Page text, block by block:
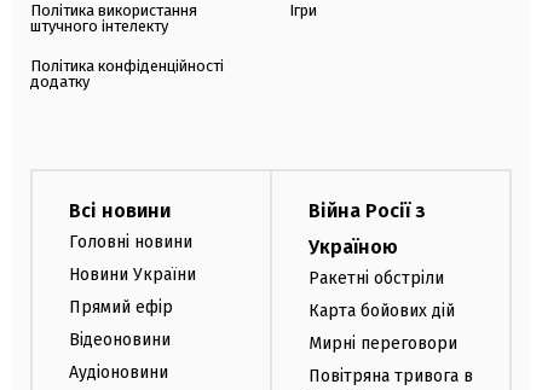
Політика використання
штучного інтелекту
Політика конфіденційності
додатку
Ігри
Всі новини
Головні новини
Новини України
Прямий ефір
Відеоновини
Аудіоновини
Війна Росії з
Україною
Ракетні обстріли
Карта бойових дій
Мирні переговори
Повітряна тривога в